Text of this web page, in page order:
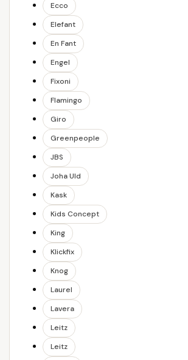
Ecco
Elefant
En Fant
Engel
Fixoni
Flamingo
Giro
Greenpeople
JBS
Joha Uld
Kask
Kids Concept
King
Klickfix
Knog
Laurel
Lavera
Leitz
Leitz